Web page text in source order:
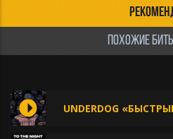
ПОХОЖИЕ
UNDERDOG